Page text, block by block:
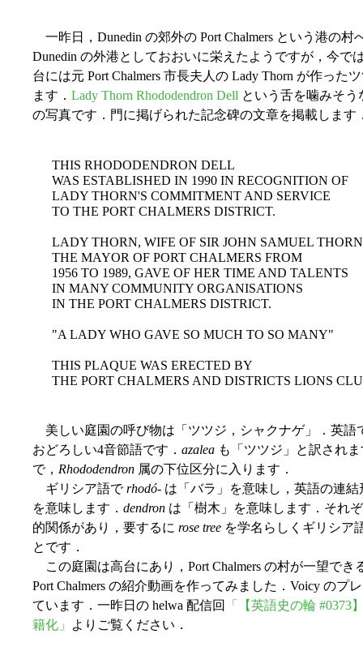
一昨日，Dunedin の郊外の Port Chalmers という港の
Dunedin の外港としておおいに栄えたようですが，今で
台には元 Port Chalmers 市長夫人の Lady Thorn が作っ
ます． Lady Thorn Rhododendron Dell という舌を噛みそ
の写真です．門に掲げられた記念碑の文章を掲載します
THIS RHODODENDRON DELL
WAS ESTABLISHED IN 1990 IN RECOGNITION OF
LADY THORN'S COMMITMENT AND SERVICE
TO THE PORT CHALMERS DISTRICT.
LADY THORN, WIFE OF SIR JOHN SAMUEL
THE MAYOR OF PORT CHALMERS FROM
1956 TO 1989, GAVE OF HER TIME AND TALENTS
IN MANY COMMUNITY ORGANISATIONS
IN THE PORT CHALMERS DISTRICT.
"A LADY WHO GAVE SO MUCH TO SO MANY"
THIS PLAQUE WAS ERECTED BY
THE PORT CHALMERS AND DISTRICTS LIONS
美しい庭園の呼び物は「ツツジ，シャクナゲ」．英語
おどろしい4音節語です． azalea も「ツツジ」と訳され
で， Rhododendron 属の下位区分に入ります．
ギリシア語でrhodó- は「バラ」を意味し，英語の連結
を意味します． dendron は「樹木」を意味します．それ
的関係があり，要するに rose tree を学名らしくギリシア
とです．
この庭園は高台にあり，Port Chalmers の村が一望で
Port Chalmers の紹介動画を作ってみました．Voicy のプ
ています．一昨日の helwa 配信回
「【英語史の輪
籍化」
よりご覧ください．